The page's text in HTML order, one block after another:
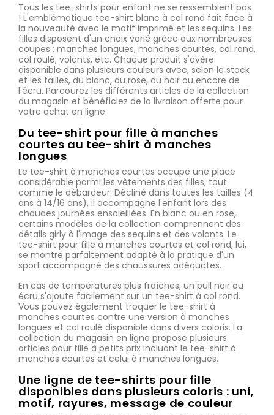
Tous les tee-shirts pour enfant ne se ressemblent pas
! L'emblématique tee-shirt blanc à col rond fait face à
la nouveauté avec le motif imprimé et les sequins. Les
filles disposent d'un choix varié grâce aux nombreuses
coupes : manches longues, manches courtes, col rond,
col roulé, volants, etc. Chaque produit s'avère
disponible dans plusieurs couleurs avec, selon le stock
et les tailles, du blanc, du rose, du noir ou encore de
l'écru. Parcourez les différents articles de la collection
du magasin et bénéficiez de la livraison offerte pour
votre achat en ligne.
Du tee-shirt pour fille à manches
courtes au tee-shirt à manches
longues
Le tee-shirt à manches courtes occupe une place
considérable parmi les vêtements des filles, tout
comme le débardeur. Décliné dans toutes les tailles (4
ans à 14/16 ans), il accompagne l'enfant lors des
chaudes journées ensoleillées. En blanc ou en rose,
certains modèles de la collection comprennent des
détails girly à l'image des sequins et des volants. Le
tee-shirt pour fille à manches courtes et col rond, lui,
se montre parfaitement adapté à la pratique d'un
sport accompagné des chaussures adéquates.
En cas de températures plus fraîches, un pull noir ou
écru s'ajoute facilement sur un tee-shirt à col rond.
Vous pouvez également troquer le tee-shirt à
manches courtes contre une version à manches
longues et col roulé disponible dans divers coloris. La
collection du magasin en ligne propose plusieurs
articles pour fille à petits prix incluant le tee-shirt à
manches courtes et celui à manches longues.
Une ligne de tee-shirts pour fille
disponibles dans plusieurs coloris : uni,
motif, rayures, message de couleur